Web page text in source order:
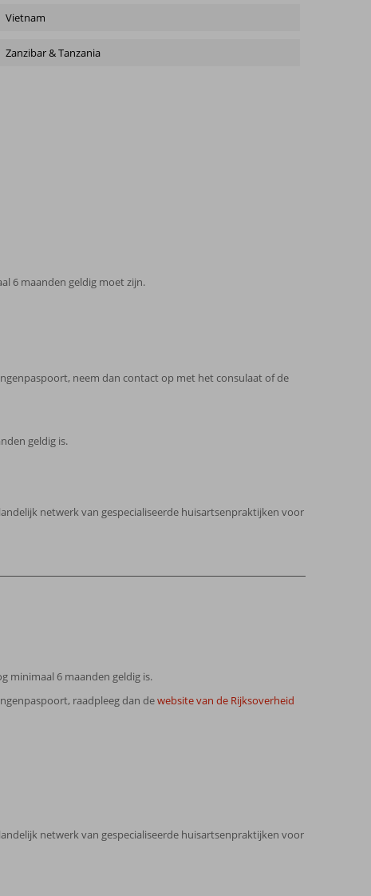
Vietnam
Zanzibar & Tanzania
6 maanden geldig moet zijn.
neem dan contact op met het consulaat of de
geldig is.
netwerk van gespecialiseerde huisartsenpraktijken voor
minimaal 6 maanden geldig is.
raadpleeg dan dewebsite van de Rijksoverheid
netwerk van gespecialiseerde huisartsenpraktijken voor